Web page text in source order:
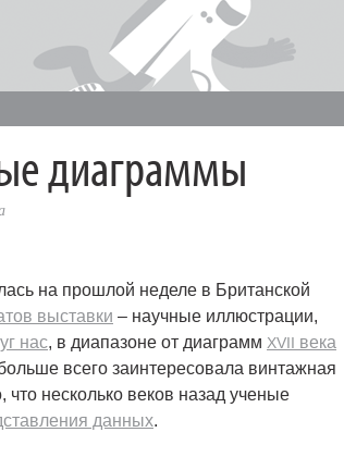
диаграммы
на прошлой неделе в Британской
выставки – научные иллюстрации,
нас, в диапазоне от диаграмм XVII века
всего заинтересовала винтажная
что несколько веков назад ученые
данных.